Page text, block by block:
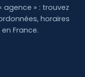
agence » : trouvez
horaires
France.